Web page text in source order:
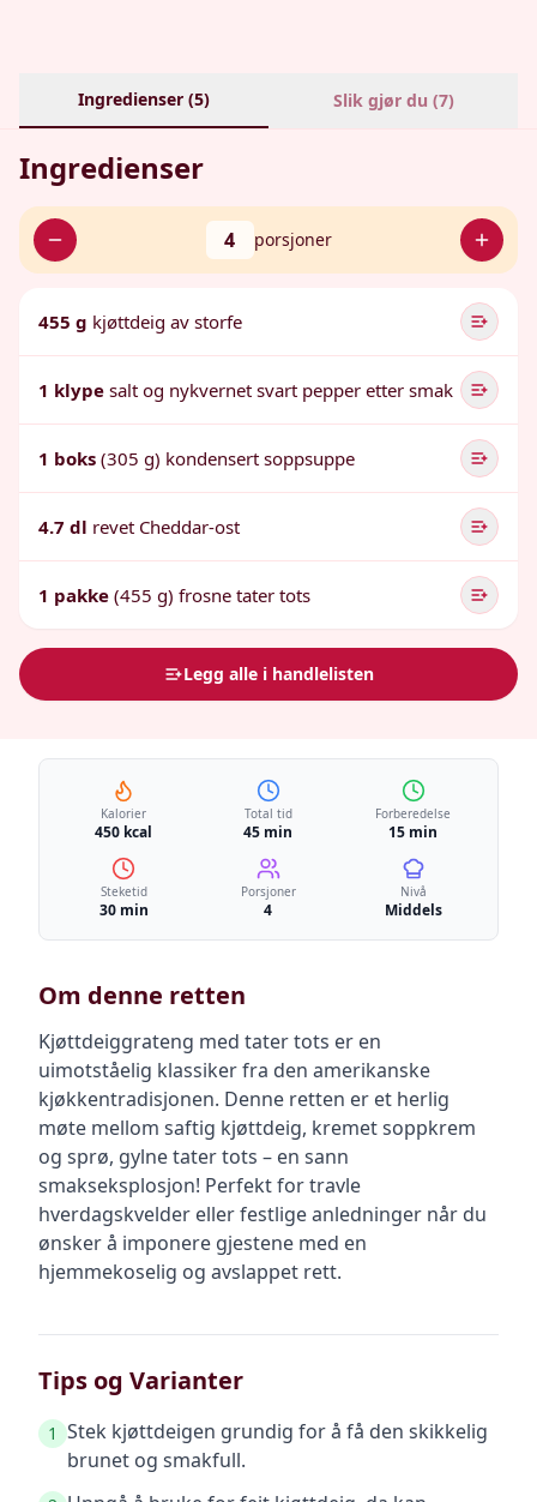
Ingredienser (5) Slik gjør du (7)
Ingredienser
4 porsjoner
455 g kjøttdeig av storfe
1 klype salt og nykvernet svart pepper etter smak
1 boks (305 g) kondensert soppsuppe
4.7 dl revet Cheddar-ost
1 pakke (455 g) frosne tater tots
Legg alle i handlelisten
Kalorier
450 kcal
Total tid
45 min
Forberedelse
15 min
Steketid
30 min
Porsjoner
4
Nivå
Middels
Om denne retten
Kjøttdeiggrateng med tater tots er en
uimotståelig klassiker fra den amerikanske
kjøkkentradisjonen. Denne retten er et herlig
møte mellom saftig kjøttdeig, kremet soppkrem
og sprø, gylne tater tots – en sann
smakseksplosjon! Perfekt for travle
hverdagskvelder eller festlige anledninger når du
ønsker å imponere gjestene med en
hjemmekoselig og avslappet rett.
Tips og Varianter
1 Stek kjøttdeigen grundig for å få den skikkelig
brunet og smakfull.